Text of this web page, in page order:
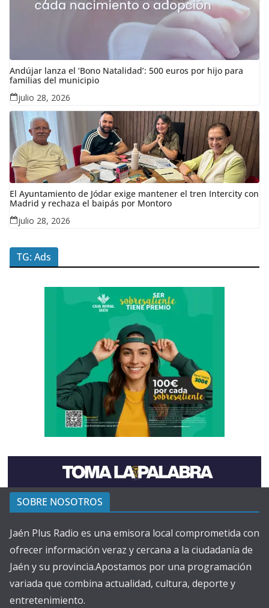
Andújar lanza el ‘Bono Natalidad’: 500 euros por hijo para
familias del municipio
julio 28, 2026
El Ayuntamiento de Jódar exige mantener el tren Intercity con
Madrid y rechaza el baipás por Montoro
julio 28, 2026
TG: Ads
SOBRE NOSOTROS
Jaén Plus Radio es una emisora local comprometida con
ofrecer información veraz y cercana a la ciudadanía de
Jaén y su provincia.Apostamos por una programación
variada que combina actualidad, cultura, deporte y
entretenimiento.